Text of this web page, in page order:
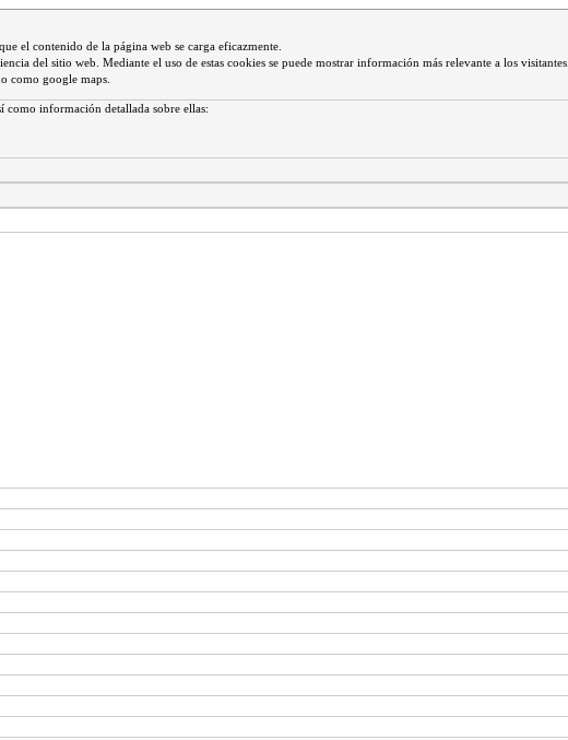
el contenido de la página web se carga eficazmente.
del sitio web. Mediante el uso de estas cookies se puede mostrar información más relevante a los visitantes.
como google maps.
como información detallada sobre ellas: